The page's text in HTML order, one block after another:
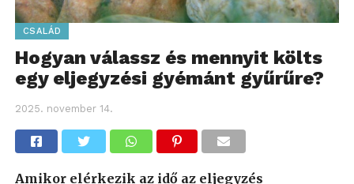
CSALÁD
Hogyan válassz és mennyit költs
egy eljegyzési gyémánt gyűrűre?
2025. november 14.
Amikor elérkezik az idő az eljegyzés